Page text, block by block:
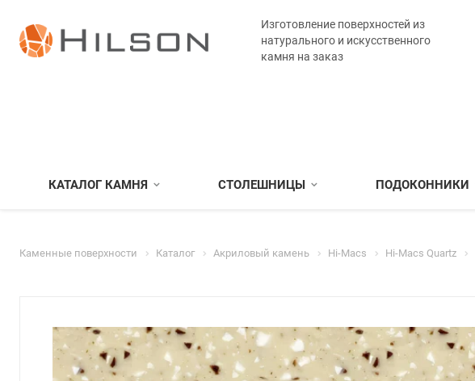
Изготовление поверхностей из
натурального и искусственного
камня на заказ
КАТАЛОГ КАМНЯ СТОЛЕШНИЦЫ ПОДОКОННИКИ
Каменные поверхности Каталог Акриловый камень Hi-Macs Hi-Macs Quartz